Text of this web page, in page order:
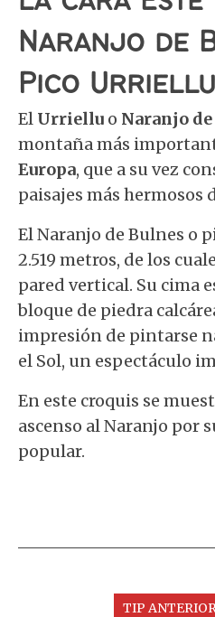
Naranjo de
Pico Urriellu
El Urriellu o Naranjo
montaña más
Europa, que a su vez
paisajes más hermosos
El Naranjo de Bulnes o
2.519 metros, de los
pared vertical. Su cima
bloque de piedra
impresión de pintarse
el Sol, un espectáculo
En este croquis se
ascenso al Naranjo por
popular.
TIP